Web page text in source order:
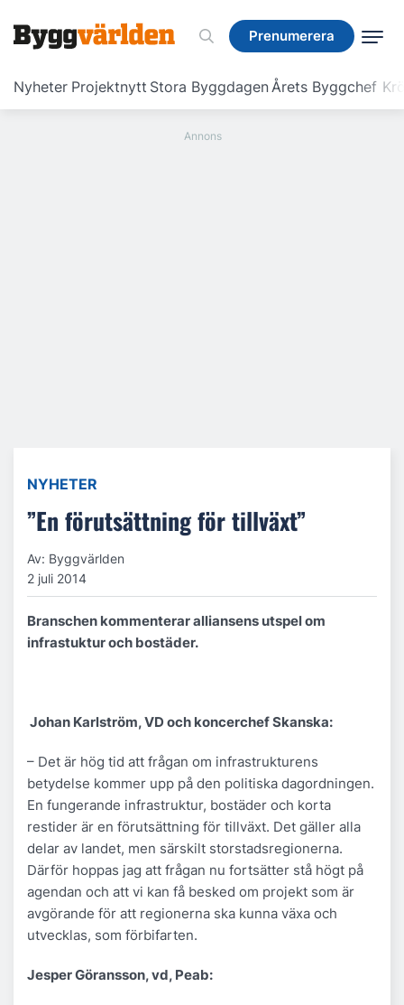
Prenumerera
Nyheter Projektnytt Stora ByggdagenÅrets Byggchef
Prenumerera
NYHETER
”En förutsättning för tillväxt”
Av: Byggvärlden
2 juli 2014
Branschen kommenterar alliansens utspel om
infrastuktur och bostäder.
Johan Karlström, VD och koncerchef Skanska:
– Det är hög tid att frågan om infrastrukturens
betydelse kommer upp på den politiska dagordningen.
En fungerande infrastruktur, bostäder och korta
restider är en förutsättning för tillväxt. Det gäller alla
delar av landet, men särskilt storstadsregionerna.
Därför hoppas jag att frågan nu fortsätter stå högt på
agendan och att vi kan få besked om projekt som är
avgörande för att regionerna ska kunna växa och
utvecklas, som förbifarten.
Jesper Göransson, vd, Peab: